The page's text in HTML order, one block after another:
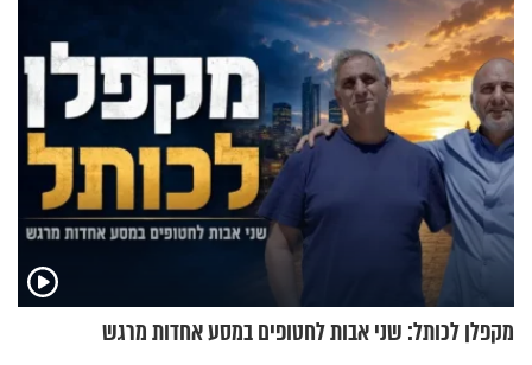
הכלכלה
מקפלן לכותל: שני אבות לחטופים במסע אחדות מרגש